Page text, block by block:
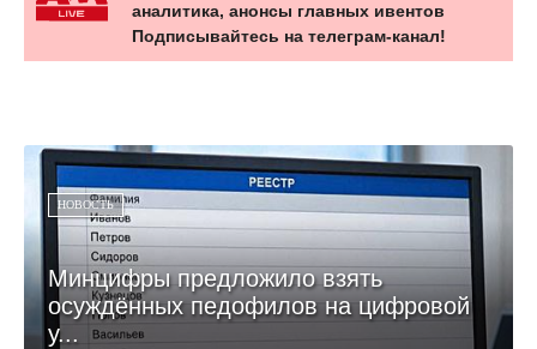
аналитика, анонсы главных ивентов
Подписывайтесь на телеграм-канал!
НОВОСТЬ
Минцифры предложило взять
осуждённых педофилов на цифровой
у...